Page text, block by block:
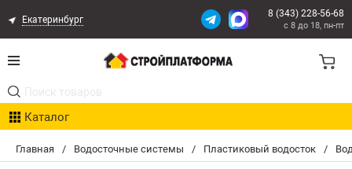
Главная / Водосточные системы / Пластиковый водосток /
Екатеринбург
8 (343) 228-56-68
с 8 до 18, пн-пт
Каталог
Акции
Расчет доставки
Организациям